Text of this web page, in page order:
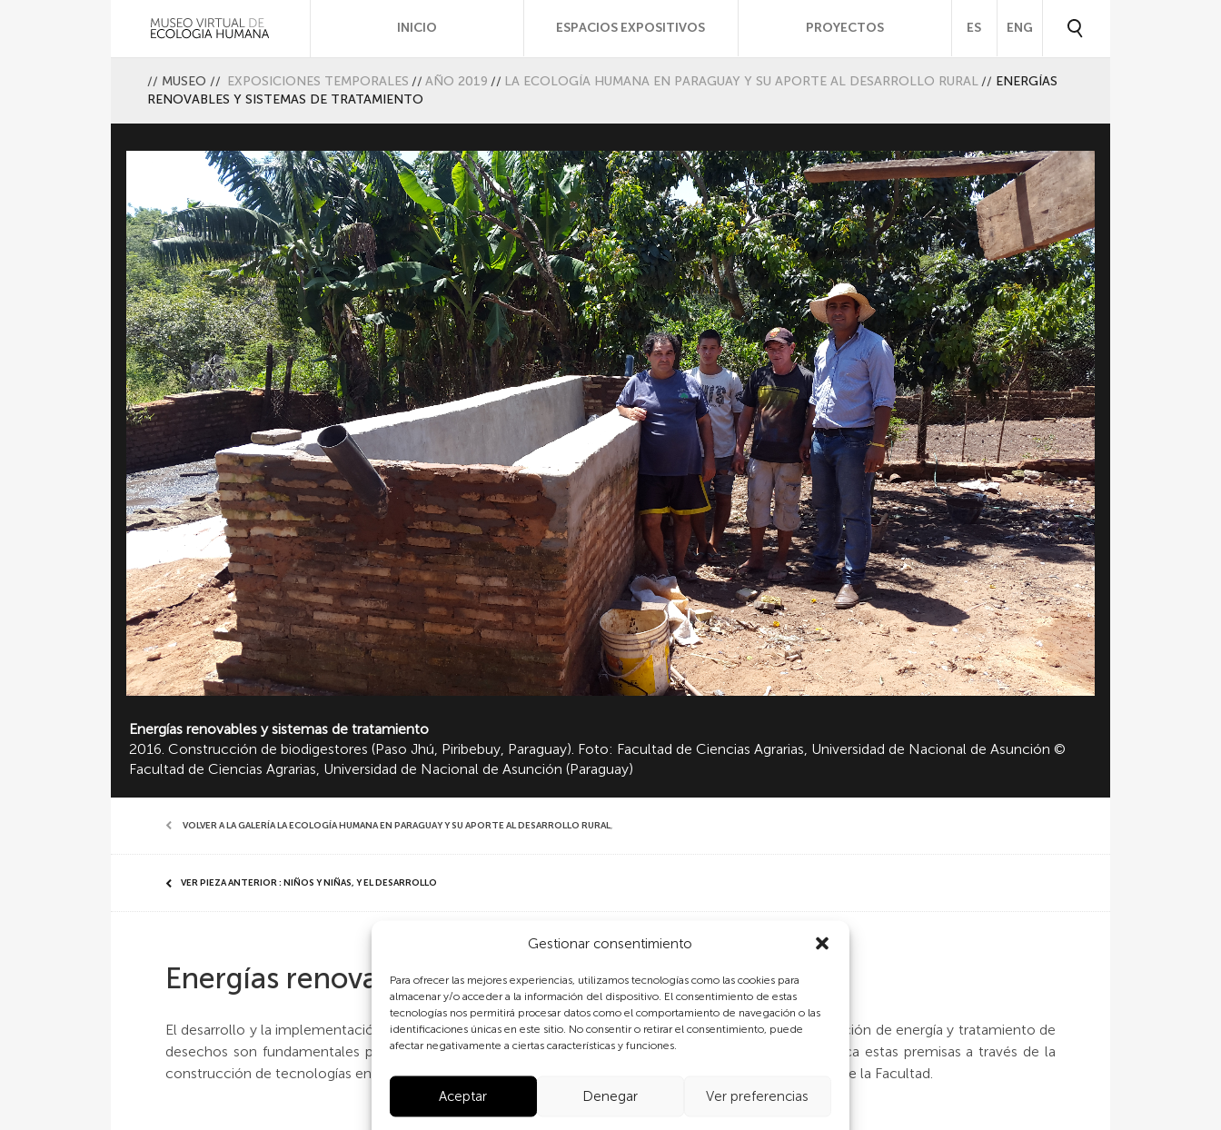
Gestionar consentimiento
Para ofrecer las mejores experiencias, utilizamos tecnologías como las cookies para
almacenar y/o acceder a la información del dispositivo. El consentimiento de estas
tecnologías nos permitirá procesar datos como el comportamiento de navegación o las
identificaciones únicas en este sitio. No consentir o retirar el consentimiento, puede
afectar negativamente a ciertas características y funciones.
Aceptar Denegar Ver preferencias
INICIO ESPACIOS EXPOSITIVOS PROYECTOS ES ENG
// MUSEO // EXPOSICIONES TEMPORALES // AÑO 2019 // LA ECOLOGÍA HUMANA EN PARAGUAY Y SU APORTE AL DESARROLLO RURAL // ENERGÍAS
RENOVABLES Y SISTEMAS DE TRATAMIENTO
Energías renovables y sistemas de tratamiento
2016. Construcción de biodigestores (Paso Jhú, Piribebuy, Paraguay). Foto: Facultad de Ciencias Agrarias, Universidad de Nacional de Asunción ©
Facultad de Ciencias Agrarias, Universidad de Nacional de Asunción (Paraguay)
VOLVER A LA GALERÍA LA ECOLOGÍA HUMANA EN PARAGUAY Y SU APORTE AL DESARROLLO RURAL,
VER PIEZA ANTERIOR : NIÑOS Y NIÑAS, Y EL DESARROLLO
Energías renovables y sistemas de tratamiento
El desarrollo y la implementación de tecnologías apropiadas (biodigestores) de bajo costo para la generación de energía y tratamiento de
desechos son fundamentales para el desarrollo sostenible. Estudiantes y docentes ponemos en práctica estas premisas a través de la
construcción de tecnologías en conjunto con los productores y las productoras en el área de influencia de la Facultad.